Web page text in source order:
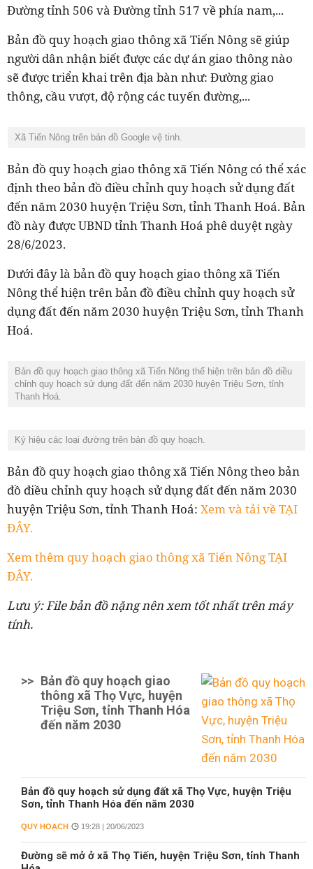
Đường tỉnh 506 và Đường tỉnh 517 về phía nam,...
Bản đồ quy hoạch giao thông xã Tiến Nông sẽ giúp
người dân nhận biết được các dự án giao thông nào
sẽ được triển khai trên địa bàn như: Đường giao
thông, cầu vượt, độ rộng các tuyến đường,...
Xã Tiến Nông trên bản đồ Google vệ tinh.
Bản đồ quy hoạch giao thông xã Tiến Nông có thể xác
định theo bản đồ điều chỉnh quy hoạch sử dụng đất
đến năm 2030 huyện Triệu Sơn, tỉnh Thanh Hoá. Bản
đồ này được UBND tỉnh Thanh Hoá phê duyệt ngày
28/6/2023.
Dưới đây là bản đồ quy hoạch giao thông xã Tiến
Nông thể hiện trên bản đồ điều chỉnh quy hoạch sử
dụng đất đến năm 2030 huyện Triệu Sơn, tỉnh Thanh
Hoá.
Bản đồ quy hoạch giao thông xã Tiến Nông thể hiện trên bản đồ điều
chỉnh quy hoạch sử dụng đất đến năm 2030 huyện Triệu Sơn, tỉnh
Thanh Hoá.
Ký hiệu các loại đường trên bản đồ quy hoạch.
Bản đồ quy hoạch giao thông xã Tiến Nông theo bản
đồ điều chỉnh quy hoạch sử dụng đất đến năm 2030
huyện Triệu Sơn, tỉnh Thanh Hoá: Xem và tải về TẠI
ĐÂY.
Xem thêm quy hoạch giao thông xã Tiến Nông TẠI
ĐÂY.
Lưu ý: File bản đồ nặng nên xem tốt nhất trên máy
tính.
>> Bản đồ quy hoạch giao
thông xã Thọ Vực, huyện
Triệu Sơn, tỉnh Thanh Hóa
đến năm 2030
Bản đồ quy hoạch sử dụng đất xã Thọ Vực, huyện Triệu
Sơn, tỉnh Thanh Hóa đến năm 2030
QUY HOẠCH 19:28 | 20/06/2023
Đường sẽ mở ở xã Thọ Tiến, huyện Triệu Sơn, tỉnh Thanh